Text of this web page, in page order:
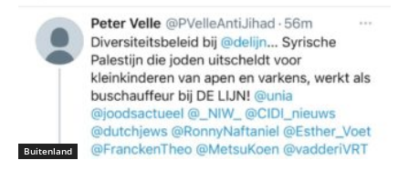
Buitenland